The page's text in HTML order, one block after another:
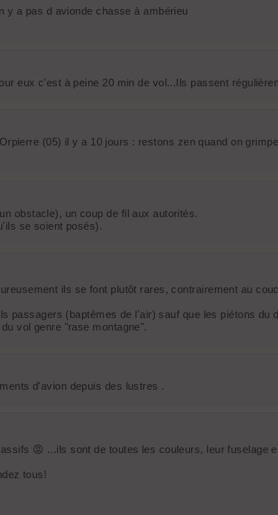
y a pas d avionde chasse à ambérieu
eux c'est à peine 20 min de vol...Ils passent
(05) il y a 10 jours : restons zen quand on
obstacle), un coup de fil aux autorités.
se soient posés).
ils se font plutôt rares, contrairement au
passagers (baptêmes de l'air) sauf que les piétons
vol genre "rase montagne".
d'avion depuis des lustres .
😡 ...ils sont de toutes les couleurs, leur fuselage
tous!